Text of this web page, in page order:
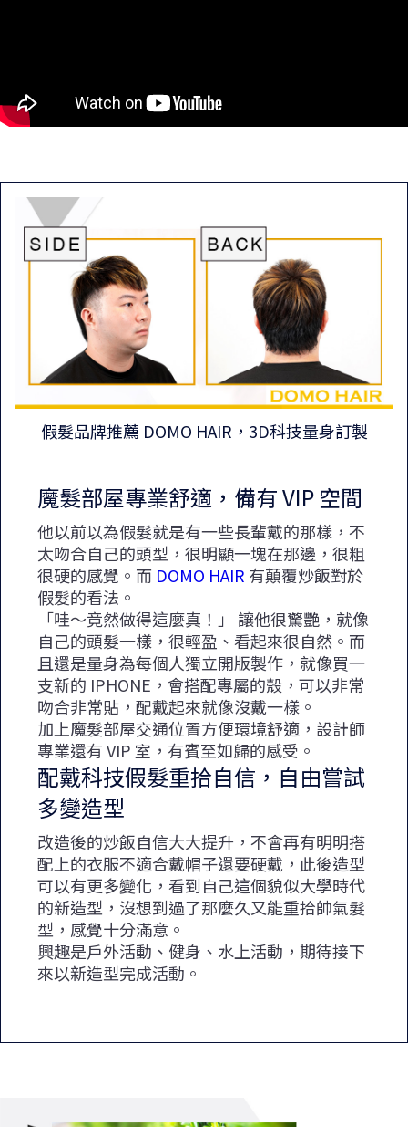
假髮品牌推薦 DOMO HAIR，3D科技量身訂製
魔髮部屋專業舒適，備有 VIP 空間
他以前以為假髮就是有一些長輩戴的那樣，不
太吻合自己的頭型，很明顯一塊在那邊，很粗
很硬的感覺。而 DOMO HAIR 有顛覆炒飯對於
假髮的看法。
「哇～竟然做得這麼真！」 讓他很驚艷，就像
自己的頭髮一樣，很輕盈、看起來很自然。而
且還是量身為每個人獨立開版製作，就像買一
支新的 IPHONE，會搭配專屬的殼，可以非常
吻合非常貼，配戴起來就像沒戴一樣。
加上魔髮部屋交通位置方便環境舒適，設計師
專業還有 VIP 室，有賓至如歸的感受。
配戴科技假髮重拾自信，自由嘗試
多變造型
改造後的炒飯自信大大提升，不會再有明明搭
配上的衣服不適合戴帽子還要硬戴，此後造型
可以有更多變化，看到自己這個貌似大學時代
的新造型，沒想到過了那麼久又能重拾帥氣髮
型，感覺十分滿意。
興趣是戶外活動、健身、水上活動，期待接下
來以新造型完成活動。